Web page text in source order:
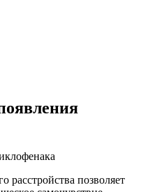
расстройства позволяет